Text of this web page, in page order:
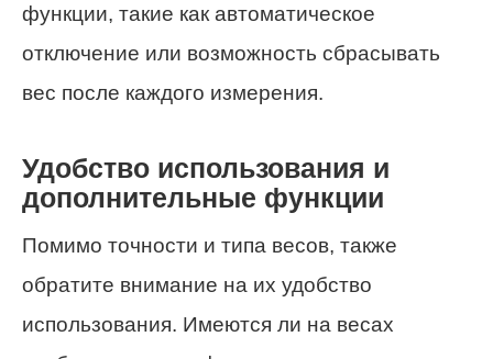
функции, такие как автоматическое
отключение или возможность сбрасывать
вес после каждого измерения.
Удобство использования и
дополнительные функции
Помимо точности и типа весов, также
обратите внимание на их удобство
использования. Имеются ли на весах